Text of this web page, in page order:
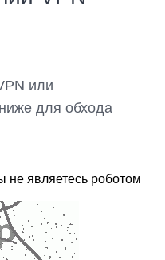
или
для обхода
не являетесь роботом